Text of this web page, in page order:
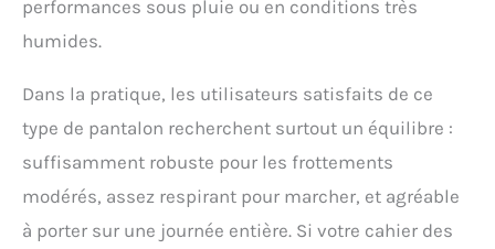
performances sous pluie ou en conditions très
humides.
Dans la pratique, les utilisateurs satisfaits de ce
type de pantalon recherchent surtout un équilibre :
suffisamment robuste pour les frottements
modérés, assez respirant pour marcher, et agréable
à porter sur une journée entière. Si votre cahier des